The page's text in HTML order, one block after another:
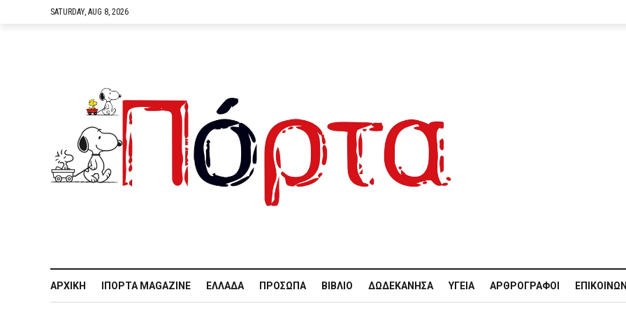
SATURDAY, AUG 8, 2026
ΑΡΧΙΚΉ IΠΌΡΤΑ MAGAZINE ΕΛΛΆΔΑ ΠΡΌΣΩΠΑ ΒΙΒΛΊΟ ΔΩΔΕΚΆΝΗΣΑ ΥΓΕΊΑ ΑΡΘΡΟΓΡΆΦΟΙ